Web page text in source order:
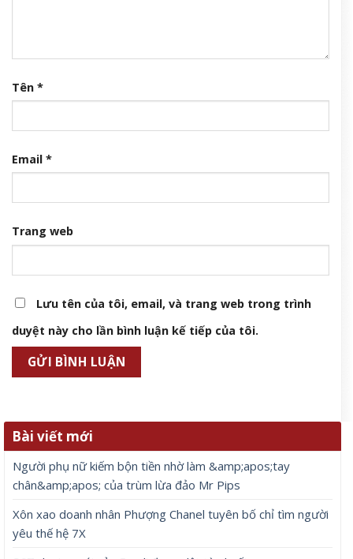
Tên *
Email *
Trang web
Lưu tên của tôi, email, và trang web trong trình
duyệt này cho lần bình luận kế tiếp của tôi.
Bài viết mới
Người phụ nữ kiếm bộn tiền nhờ làm &amp;apos;tay
chân&amp;apos; của trùm lừa đảo Mr Pips
Xôn xao doanh nhân Phượng Chanel tuyên bố chỉ tìm người
yêu thế hệ 7X